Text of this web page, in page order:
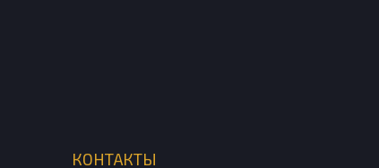
КОНТАКТЫ